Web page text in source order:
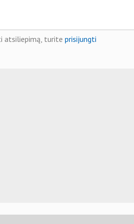
atsiliepimą, turite prisijungti